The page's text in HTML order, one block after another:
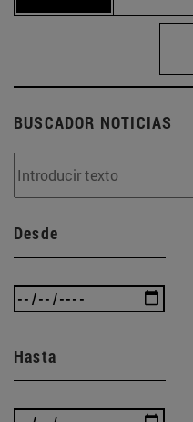
BUSCADOR NOTICIAS
Desde
Hasta